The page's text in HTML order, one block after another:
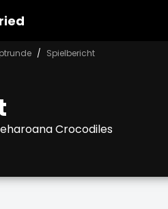
Spielbericht
Crocodiles